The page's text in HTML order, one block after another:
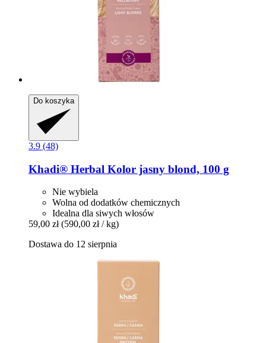
Do koszyka
3.9 (48)
Khadi® Herbal Kolor jasny blond, 100 g
Nie wybiela
Wolna od dodatków chemicznych
Idealna dla siwych włosów
59,00 zł (590,00 zł / kg)
Dostawa do 12 sierpnia